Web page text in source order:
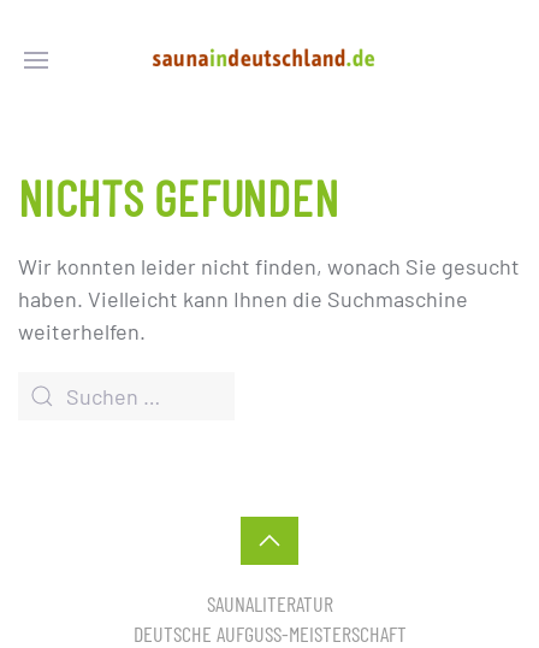
NICHTS GEFUNDEN
Wir konnten leider nicht finden, wonach Sie gesucht
haben. Vielleicht kann Ihnen die Suchmaschine
weiterhelfen.
SAUNALITERATUR
DEUTSCHE AUFGUSS-MEISTERSCHAFT